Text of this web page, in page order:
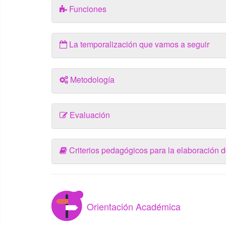
Funciones
La temporalización que vamos a seguir
Metodología
Evaluación
Criterios pedagógicos para la elaboración
Orientación Académica